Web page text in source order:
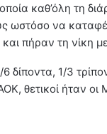
καθ’όλη τη
ωστόσο να
πήραν τη νίκη
1/3
θετικοί ήταν